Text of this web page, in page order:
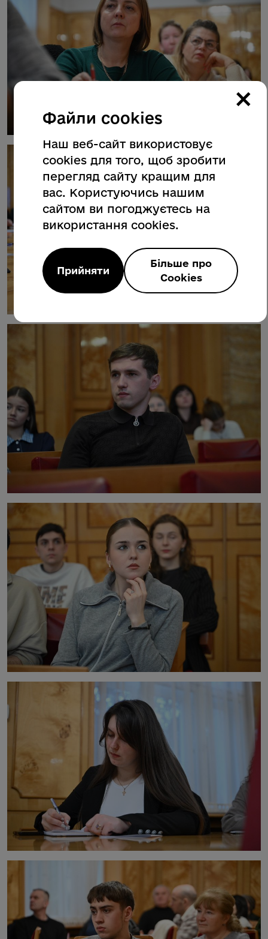
×
Файли cookies
Наш веб-сайт використовує
cookies для того, щоб зробити
перегляд сайту кращим для
вас. Користуючись нашим
сайтом ви погоджуєтесь на
використання cookies.
Прийняти
Більше про
Cookies